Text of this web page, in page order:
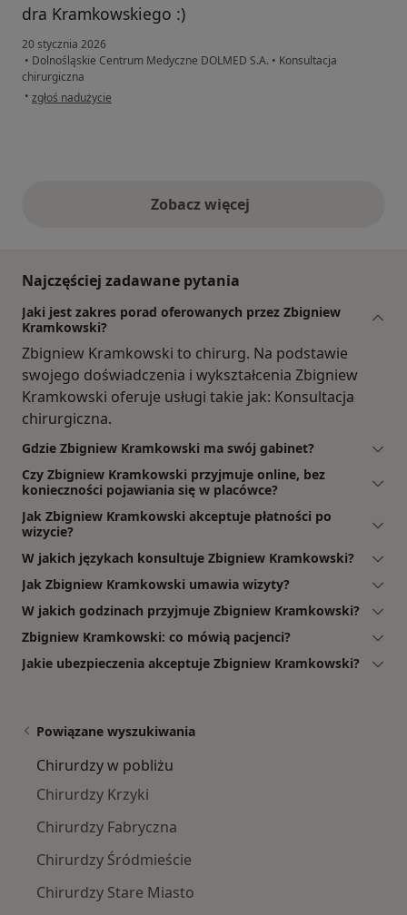
dra Kramkowskiego :)
20 stycznia 2026
• Dolnośląskie Centrum Medyczne DOLMED S.A. • Konsultacja
chirurgiczna
• w opinii użytkownika Sylwia
zgłoś nadużycie
Zobacz więcejopinie powyżej
Najczęściej zadawane pytania
Jaki jest zakres porad oferowanych przez Zbigniew
Kramkowski?
Zbigniew Kramkowski to chirurg. Na podstawie
swojego doświadczenia i wykształcenia Zbigniew
Kramkowski oferuje usługi takie jak: Konsultacja
chirurgiczna.
Gdzie Zbigniew Kramkowski ma swój gabinet?
Czy Zbigniew Kramkowski przyjmuje online, bez
konieczności pojawiania się w placówce?
Jak Zbigniew Kramkowski akceptuje płatności po
wizycie?
W jakich językach konsultuje Zbigniew Kramkowski?
Jak Zbigniew Kramkowski umawia wizyty?
W jakich godzinach przyjmuje Zbigniew Kramkowski?
Zbigniew Kramkowski: co mówią pacjenci?
Jakie ubezpieczenia akceptuje Zbigniew Kramkowski?
Powiązane wyszukiwania
Chirurdzy w pobliżu
Chirurdzy Krzyki
Chirurdzy Fabryczna
Chirurdzy Śródmieście
Chirurdzy Stare Miasto